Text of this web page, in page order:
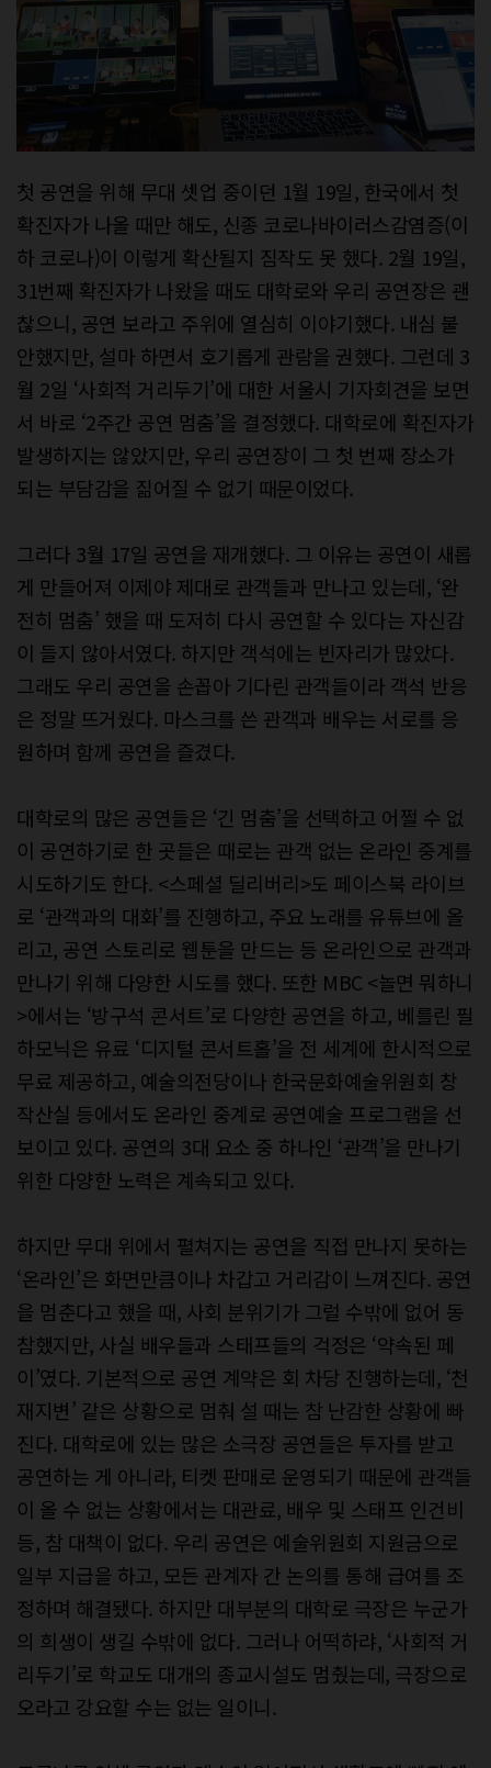
첫 공연을 위해 무대 셋업 중이던 1월 19일, 한국에서 첫
확진자가 나올 때만 해도, 신종 코로나바이러스감염증(이
하 코로나)이 이렇게 확산될지 짐작도 못 했다. 2월 19일,
31번째 확진자가 나왔을 때도 대학로와 우리 공연장은 괜
찮으니, 공연 보라고 주위에 열심히 이야기했다. 내심 불
안했지만, 설마 하면서 호기롭게 관람을 권했다. 그런데 3
월 2일 ‘사회적 거리두기’에 대한 서울시 기자회견을 보면
서 바로 ‘2주간 공연 멈춤’을 결정했다. 대학로에 확진자가
발생하지는 않았지만, 우리 공연장이 그 첫 번째 장소가
되는 부담감을 짊어질 수 없기 때문이었다.
그러다 3월 17일 공연을 재개했다. 그 이유는 공연이 새롭
게 만들어져 이제야 제대로 관객들과 만나고 있는데, ‘완
전히 멈춤’ 했을 때 도저히 다시 공연할 수 있다는 자신감
이 들지 않아서였다. 하지만 객석에는 빈자리가 많았다.
그래도 우리 공연을 손꼽아 기다린 관객들이라 객석 반응
은 정말 뜨거웠다. 마스크를 쓴 관객과 배우는 서로를 응
원하며 함께 공연을 즐겼다.
대학로의 많은 공연들은 ‘긴 멈춤’을 선택하고 어쩔 수 없
이 공연하기로 한 곳들은 때로는 관객 없는 온라인 중계를
시도하기도 한다. <스페셜 딜리버리>도 페이스북 라이브
로 ‘관객과의 대화’를 진행하고, 주요 노래를 유튜브에 올
리고, 공연 스토리로 웹툰을 만드는 등 온라인으로 관객과
만나기 위해 다양한 시도를 했다. 또한 MBC <놀면 뭐하니
>에서는 ‘방구석 콘서트’로 다양한 공연을 하고, 베를린 필
하모닉은 유료 ‘디지털 콘서트홀’을 전 세계에 한시적으로
무료 제공하고, 예술의전당이나 한국문화예술위원회 창
작산실 등에서도 온라인 중계로 공연예술 프로그램을 선
보이고 있다. 공연의 3대 요소 중 하나인 ‘관객’을 만나기
위한 다양한 노력은 계속되고 있다.
하지만 무대 위에서 펼쳐지는 공연을 직접 만나지 못하는
‘온라인’은 화면만큼이나 차갑고 거리감이 느껴진다. 공연
을 멈춘다고 했을 때, 사회 분위기가 그럴 수밖에 없어 동
참했지만, 사실 배우들과 스태프들의 걱정은 ‘약속된 페
이’였다. 기본적으로 공연 계약은 회 차당 진행하는데, ‘천
재지변’ 같은 상황으로 멈춰 설 때는 참 난감한 상황에 빠
진다. 대학로에 있는 많은 소극장 공연들은 투자를 받고
공연하는 게 아니라, 티켓 판매로 운영되기 때문에 관객들
이 올 수 없는 상황에서는 대관료, 배우 및 스태프 인건비
등, 참 대책이 없다. 우리 공연은 예술위원회 지원금으로
일부 지급을 하고, 모든 관계자 간 논의를 통해 급여를 조
정하며 해결됐다. 하지만 대부분의 대학로 극장은 누군가
의 희생이 생길 수밖에 없다. 그러나 어떡하랴, ‘사회적 거
리두기’로 학교도 대개의 종교시설도 멈췄는데, 극장으로
오라고 강요할 수는 없는 일이니.